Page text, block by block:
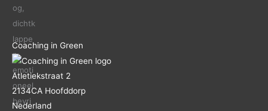
Coaching in Green
Atletiekstraat 2
2134CA Hoofddorp
Nederland